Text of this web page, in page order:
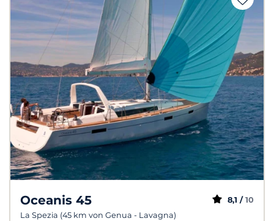
Oceanis 45
La Spezia (45 km von Genua - Lavagna)
8,1 / 10